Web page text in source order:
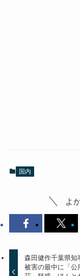
国内
よ
森田健作千葉県
被害の最中に「公